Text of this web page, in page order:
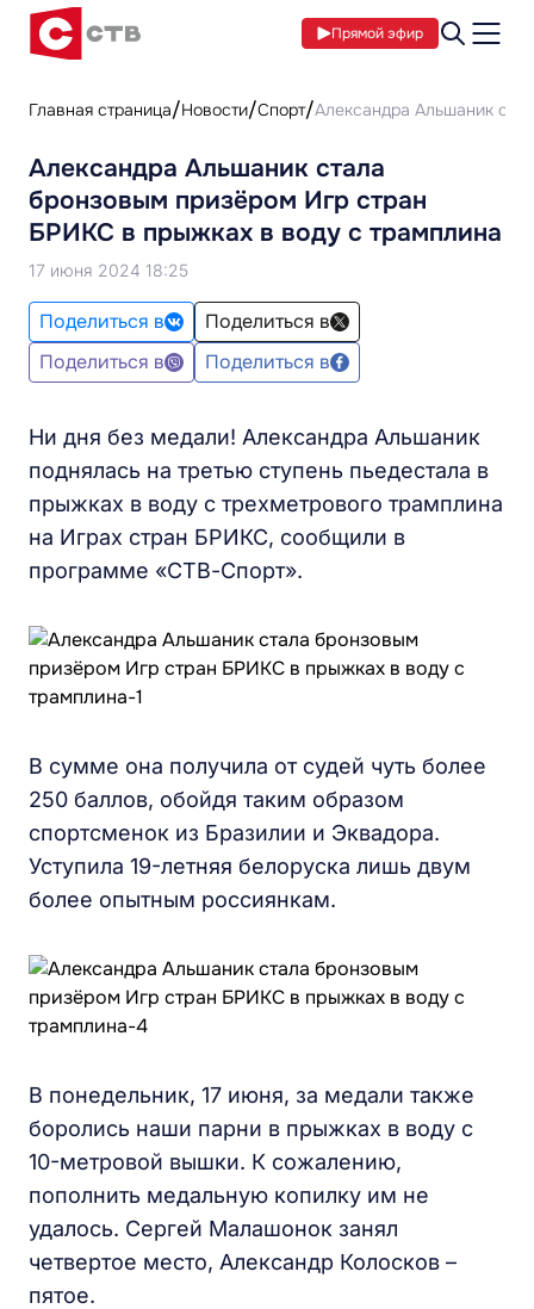
Прямой эфир
Главная страница Новости Спорт Александра Альшаник
Александра Альшаник стала
бронзовым призёром Игр стран
БРИКС в прыжках в воду с трамплина
17 июня 2024 18:25
Поделиться в
Поделиться в
Поделиться в
Поделиться в
Ни дня без медали! Александра Альшаник
поднялась на третью ступень пьедестала в
прыжках в воду с трехметрового трамплина
на Играх стран БРИКС, сообщили в
программе «СТВ-Спорт».
В сумме она получила от судей чуть более
250 баллов, обойдя таким образом
спортсменок из Бразилии и Эквадора.
Уступила 19-летняя белоруска лишь двум
более опытным россиянкам.
В понедельник, 17 июня, за медали также
боролись наши парни в прыжках в воду с
10-метровой вышки. К сожалению,
пополнить медальную копилку им не
удалось. Сергей Малашонок занял
четвертое место, Александр Колосков –
пятое.